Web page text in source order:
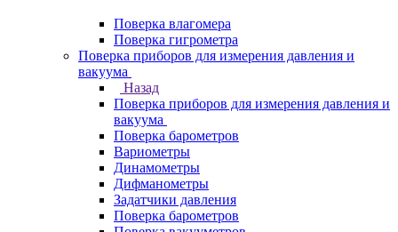
Поверка влагомера
Поверка гигрометра
Поверка приборов для измерения давления и
вакуума
Назад
Поверка приборов для измерения давления и
вакуума
Поверка барометров
Вариометры
Динамометры
Дифманометры
Задатчики давления
Поверка барометров